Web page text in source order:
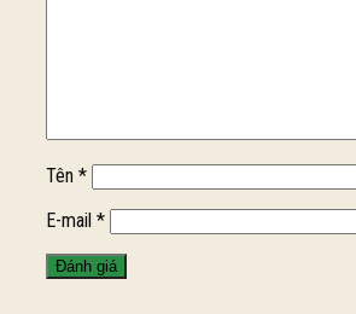
Tên *
E-mail *